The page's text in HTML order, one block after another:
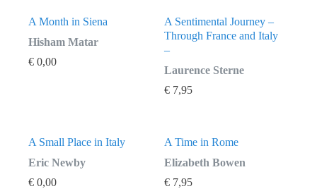
A Month in Siena
Hisham Matar
€ 0,00
A Sentimental Journey –
Through France and Italy
–
Laurence Sterne
€ 7,95
A Small Place in Italy
Eric Newby
€ 0,00
A Time in Rome
Elizabeth Bowen
€ 7,95